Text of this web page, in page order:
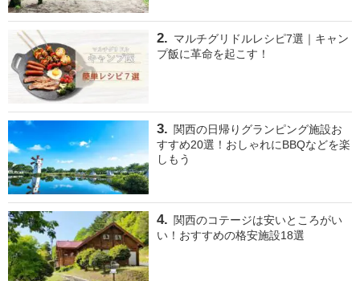
マルチグリドルレシピ7選｜キャン
プ飯に革命を起こす！
関西の日帰りグランピング施設お
すすめ20選！おしゃれにBBQなどを楽
しもう
関西のコテージは安いところがい
い！おすすめの格安施設18選